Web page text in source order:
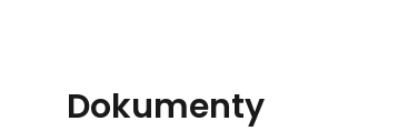
Dokumenty